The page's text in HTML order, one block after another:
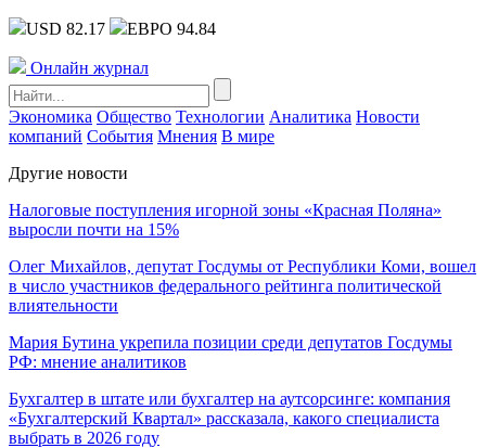
USD 82.17 ЕВРО 94.84
Онлайн журнал
Экономика Общество Технологии Аналитика Новости
компаний События Мнения В мире
Другие новости
Налоговые поступления игорной зоны «Красная Поляна»
выросли почти на 15%
Олег Михайлов, депутат Госдумы от Республики Коми, вошел
в число участников федерального рейтинга политической
влиятельности
Мария Бутина укрепила позиции среди депутатов Госдумы
РФ: мнение аналитиков
Бухгалтер в штате или бухгалтер на аутсорсинге: компания
«Бухгалтерский Квартал» рассказала, какого специалиста
выбрать в 2026 году